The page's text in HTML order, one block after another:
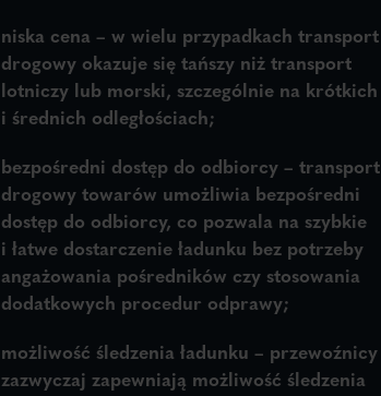
niska cena – w wielu przypadkach transport
drogowy okazuje się tańszy niż transport
lotniczy lub morski, szczególnie na krótkich
i średnich odległościach;
bezpośredni dostęp do odbiorcy – transport
drogowy towarów umożliwia bezpośredni
dostęp do odbiorcy, co pozwala na szybkie
i łatwe dostarczenie ładunku bez potrzeby
angażowania pośredników czy stosowania
dodatkowych procedur odprawy;
możliwość śledzenia ładunku – przewoźnicy
zazwyczaj zapewniają możliwość śledzenia